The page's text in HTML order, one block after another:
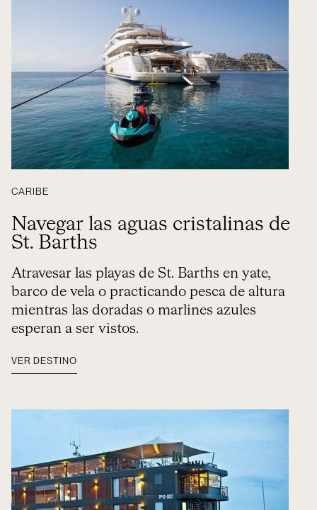
CARIBE
Navegar las aguas cristalinas de
St. Barths
Atravesar las playas de St. Barths en yate,
barco de vela o practicando pesca de altura
mientras las doradas o marlines azules
esperan a ser vistos.
VER DESTINO